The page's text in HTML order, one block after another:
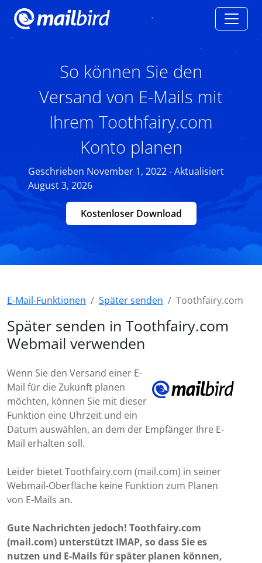
So können Sie den
Versand von E-Mails mit
Ihrem Toothfairy.com
Konto planen
Geschrieben November 1, 2022 - Aktualisiert
August 3, 2026
Kostenloser Download
E-Mail-Funktionen Später senden Toothfairy.com
Später senden in Toothfairy.com
Webmail verwenden
Wenn Sie den Versand einer E-
Mail für die Zukunft planen
möchten, können Sie mit dieser
Funktion eine Uhrzeit und ein
Datum auswählen, an dem der Empfänger Ihre E-
Mail erhalten soll.
Leider bietet Toothfairy.com (mail.com) in seiner
Webmail-Oberfläche keine Funktion zum Planen
von E-Mails an.
Gute Nachrichten jedoch! Toothfairy.com
(mail.com) unterstützt IMAP, so dass Sie es
nutzen und E-Mails für später planen können,